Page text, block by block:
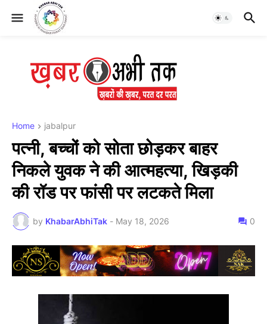
Home jabalpur
पत्नी, बच्चों को सोता छोड़कर बाहर
निकले युवक ने की आत्महत्या, खिड़की
की रॉड पर फांसी पर लटकते मिला
by KhabarAbhiTak - May 18, 2026 0